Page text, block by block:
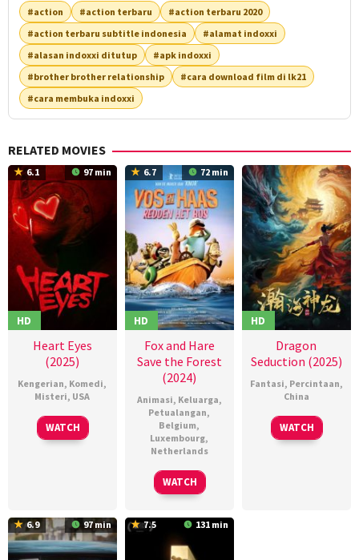
#action #action terbaru
#action terbaru 2020
#action terbaru subtitle indonesia
#alamat indoxxi
#alasan indoxxi ditutup
#apk indoxxi
#brother brother relationship
#cara download film di lk21
#cara membuka indoxxi
RELATED MOVIES
6.1 97 min
HD
Heart Eyes
(2025)
Kengerian, Komedi,
Misteri, USA
06
Feb
Josh
Ruben
WATCH
6.7 72 min
HD
Fox and Hare
Save the Forest
(2024)
Animasi, Keluarga,
Petualangan,
Belgium,
Luxembourg,
Netherlands
24
Apr
Mascha
Halberstad
WATCH
HD
Dragon
Seduction (2025)
Fantasi, Percintaan,
China
01
Mar
马
铭
WATCH
6.9 97 min 7.5 131 min